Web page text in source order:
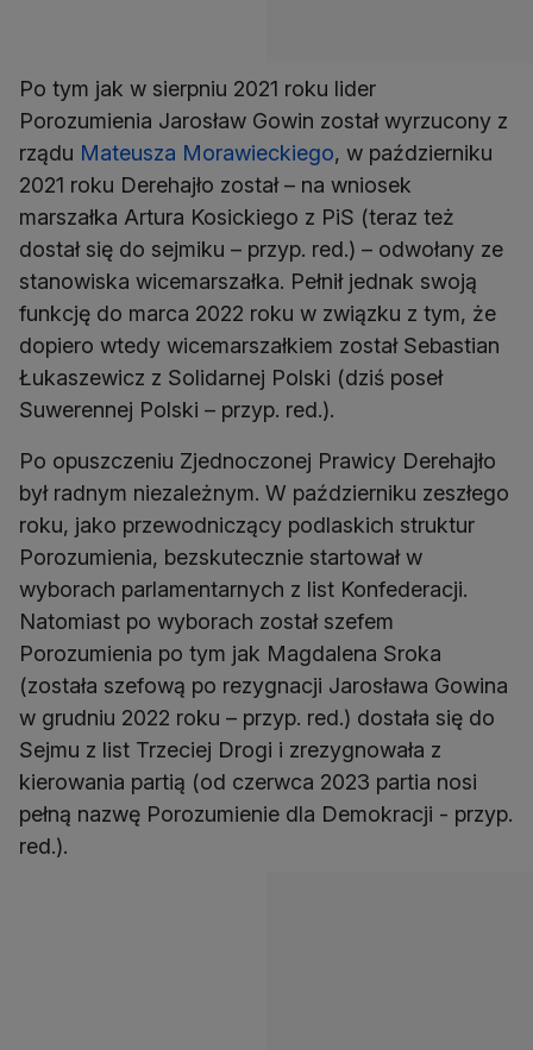
Po tym jak w sierpniu 2021 roku lider
Porozumienia Jarosław Gowin został wyrzucony z
rządu Mateusza Morawieckiego, w październiku
2021 roku Derehajło został – na wniosek
marszałka Artura Kosickiego z PiS (teraz też
dostał się do sejmiku – przyp. red.) – odwołany ze
stanowiska wicemarszałka. Pełnił jednak swoją
funkcję do marca 2022 roku w związku z tym, że
dopiero wtedy wicemarszałkiem został Sebastian
Łukaszewicz z Solidarnej Polski (dziś poseł
Suwerennej Polski – przyp. red.).
Po opuszczeniu Zjednoczonej Prawicy Derehajło
był radnym niezależnym. W październiku zeszłego
roku, jako przewodniczący podlaskich struktur
Porozumienia, bezskutecznie startował w
wyborach parlamentarnych z list Konfederacji.
Natomiast po wyborach został szefem
Porozumienia po tym jak Magdalena Sroka
(została szefową po rezygnacji Jarosława Gowina
w grudniu 2022 roku – przyp. red.) dostała się do
Sejmu z list Trzeciej Drogi i zrezygnowała z
kierowania partią (od czerwca 2023 partia nosi
pełną nazwę Porozumienie dla Demokracji - przyp.
red.).